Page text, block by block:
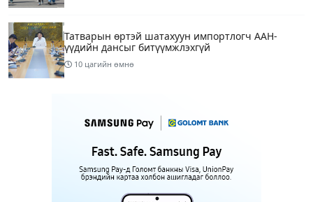
Татварын өртэй шатахуун импортлогч ААН-
үүдийн дансыг битүүмжлэхгүй
10 цагийн өмнө
үүлтэй
Шатахууны хомсдолтой холбогдуулан онцын
шаардлагагүй бол Монгол Улсад аялахгүй байхыг
АНУ-ын ЭСЯ-наас зөвлөжээ